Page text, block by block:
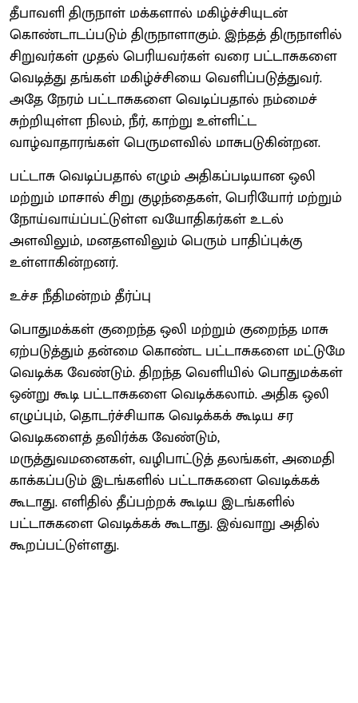
தீபாவளி திருநாள் மக்களால் மகிழ்ச்சியுடன்
கொண்டாடப்படும் திருநாளாகும். இந்தத் திருநாளில்
சிறுவர்கள் முதல் பெரியவர்கள் வரை பட்டாசுகளை
வெடித்து தங்கள் மகிழ்ச்சியை வெளிப்படுத்துவர்.
அதே நேரம் பட்டாசுகளை வெடிப்பதால் நம்மைச்
சுற்றியுள்ள நிலம், நீர், காற்று உள்ளிட்ட
வாழ்வாதாரங்கள் பெருமளவில் மாசுபடுகின்றன.
பட்டாசு வெடிப்பதால் எழும் அதிகப்படியான ஒலி
மற்றும் மாசால் சிறு குழந்தைகள், பெரியோர் மற்றும்
நோய்வாய்ப்பட்டுள்ள வயோதிகர்கள் உடல்
அளவிலும், மனதளவிலும் பெரும் பாதிப்புக்கு
உள்ளாகின்றனர்.
உச்ச நீதிமன்றம் தீர்ப்பு
பொதுமக்கள் குறைந்த ஒலி மற்றும் குறைந்த மாசு
ஏற்படுத்தும் தன்மை கொண்ட பட்டாசுகளை மட்டுமே
வெடிக்க வேண்டும். திறந்த வெளியில் பொதுமக்கள்
ஒன்று கூடி பட்டாசுகளை வெடிக்கலாம். அதிக ஒலி
எழுப்பும், தொடர்ச்சியாக வெடிக்கக் கூடிய சர
வெடிகளைத் தவிர்க்க வேண்டும்,
மருத்துவமனைகள், வழிபாட்டுத் தலங்கள், அமைதி
காக்கப்படும் இடங்களில் பட்டாசுகளை வெடிக்கக்
கூடாது. எளிதில் தீப்பற்றக் கூடிய இடங்களில்
பட்டாசுகளை வெடிக்கக் கூடாது. இவ்வாறு அதில்
கூறப்பட்டுள்ளது.